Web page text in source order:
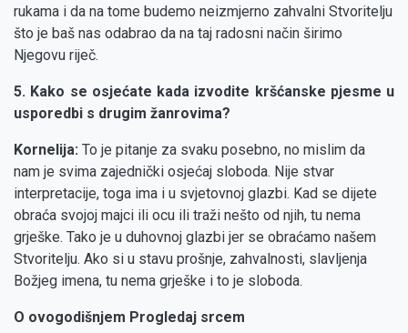
rukama i da na tome budemo neizmjerno zahvalni Stvoritelju
što je baš nas odabrao da na taj radosni način širimo
Njegovu riječ.
5. Kako se osjećate kada izvodite kršćanske pjesme u
usporedbi s drugim žanrovima?
Kornelija: To je pitanje za svaku posebno, no mislim da
nam je svima zajednički osjećaj sloboda. Nije stvar
interpretacije, toga ima i u svjetovnoj glazbi. Kad se dijete
obraća svojoj majci ili ocu ili traži nešto od njih, tu nema
grješke. Tako je u duhovnoj glazbi jer se obraćamo našem
Stvoritelju. Ako si u stavu prošnje, zahvalnosti, slavljenja
Božjeg imena, tu nema grješke i to je sloboda.
O ovogodišnjem Progledaj srcem